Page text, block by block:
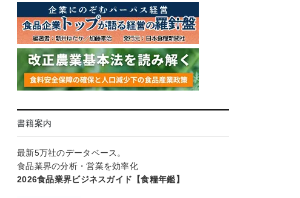
書籍案内
最新5万社のデータベース。
食品業界の分析・営業を効率化
2026食品業界ビジネスガイド【食糧年鑑】